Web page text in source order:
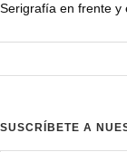
Serigrafía en frente y
SUSCRÍBETE A